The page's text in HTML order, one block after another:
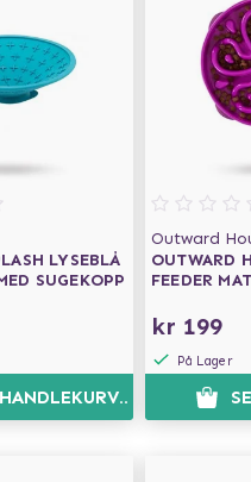
LYSEBLÅ
SUGEKOPP
Outward
OUTWARD
FEEDER
kr 199
På Lager